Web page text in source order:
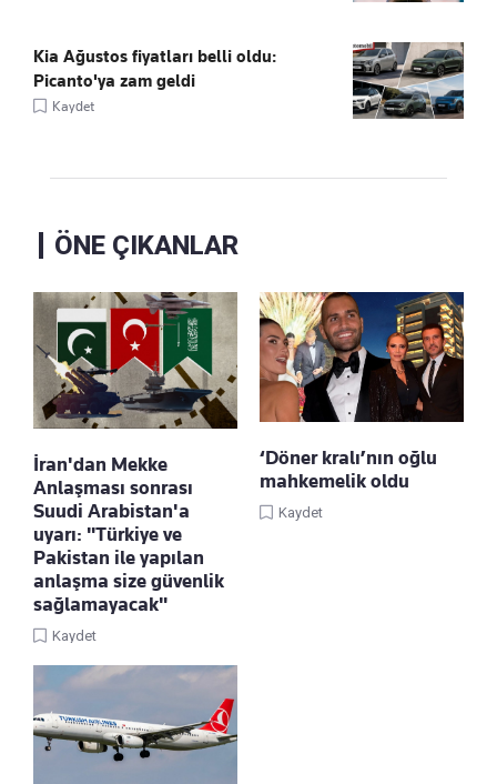
Kia Ağustos fiyatları belli oldu:
Picanto'ya zam geldi
Kaydet
ÖNE ÇIKANLAR
İran'dan Mekke
Anlaşması sonrası
Suudi Arabistan'a
uyarı: "Türkiye ve
Pakistan ile yapılan
anlaşma size güvenlik
sağlamayacak"
Kaydet
‘Döner kralı’nın oğlu
mahkemelik oldu
Kaydet